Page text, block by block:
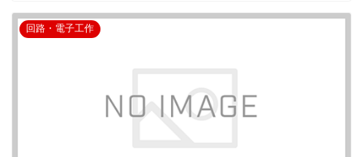
回路・電子工作